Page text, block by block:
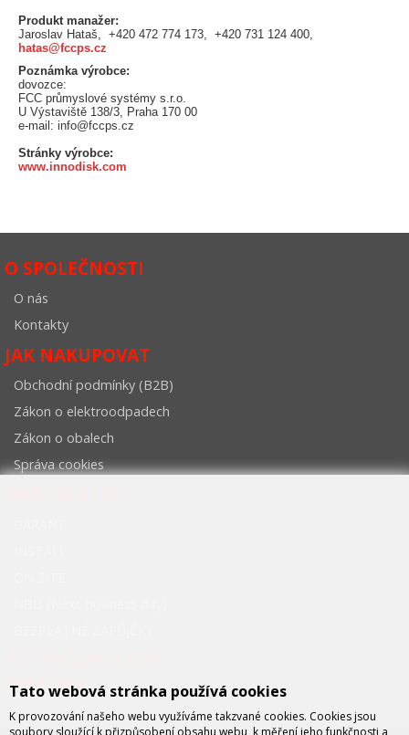
Produkt manažer:
Jaroslav Hataš, +420 472 774 173, +420 731 124 400,
hatas@fccps.cz
Poznámka výrobce:
dovozce:
FCC průmyslové systémy s.r.o.
U Výstaviště 138/3, Praha 170 00
e-mail: info@fccps.cz
Stránky výrobce:
www.innodisk.com
O SPOLEČNOSTI
O nás
Kontakty
JAK NAKUPOVAT
Obchodní podmínky (B2B)
Zákon o elektroodpadech
Zákon o obalech
Správa cookies
SYSTÉMY
Tato webová stránka používá cookies
K provozování našeho webu využíváme takzvané cookies. Cookies jsou
soubory sloužící k přizpůsobení obsahu webu, k měření jeho funkčnosti a